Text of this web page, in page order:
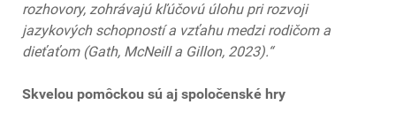
rozhovory, zohrávajú kľúčovú úlohu pri rozvoji
jazykových schopností a vzťahu medzi rodičom a
dieťaťom (Gath, McNeill a Gillon, 2023).“
Skvelou pomôckou sú aj spoločenské hry